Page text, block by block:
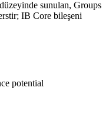
sunulan, Groups
IB Core bileşeni
potential